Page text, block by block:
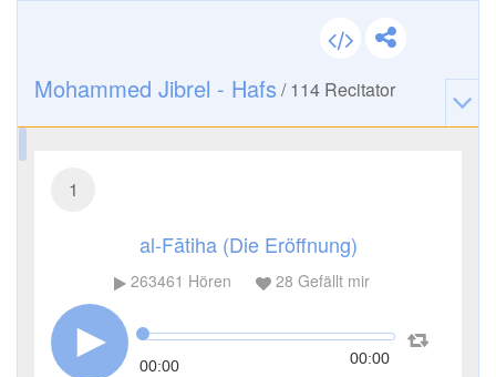
Mohammed Jibrel - Hafs /114 Recitator
1
al-Fātiha (Die Eröffnung)
263461 Hören 28 Gefällt mir
00:00 00:00